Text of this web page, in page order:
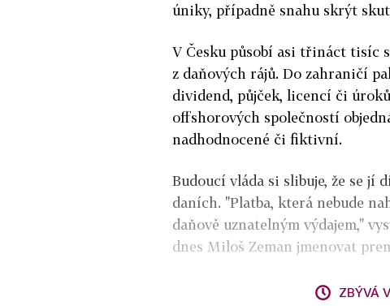
úniky, případně snahu skrýt
V Česku působí asi třináct tisíc
z daňových rájů. Do zahraničí
dividend, půjček, licencí či
offshorových společností
nadhodnocené či fiktivní.
Budoucí vláda si slibuje, že se jí
daních. "Platba, která nebude
daňově uznatelným výdajem,"
dnes Miloš Zeman jmenovat
ZBÝVÁ